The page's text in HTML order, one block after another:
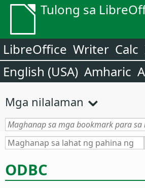
Tulong sa
LibreOffice Writer Calc
English (USA) Amharic
Mga nilalaman
ODBC